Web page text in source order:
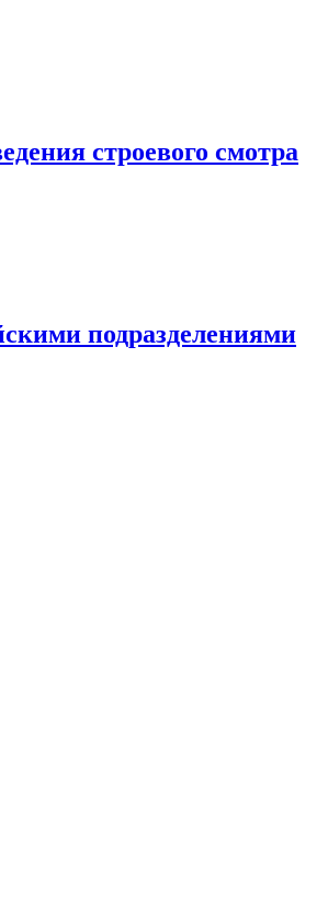
строевого смотра
подразделениями